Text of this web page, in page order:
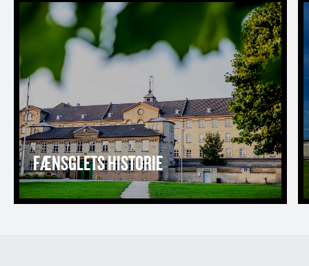
FÆNSGLETs historie
FÆNSGLETS HISTORIE